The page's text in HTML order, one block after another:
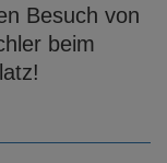
Besuch von
beim